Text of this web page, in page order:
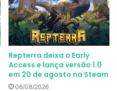
Repterra deixa o Early
Access e lança versão 1.0
em 20 de agosto na Steam
06/08/2026